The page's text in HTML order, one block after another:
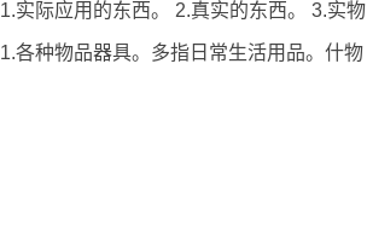
1.实际应用的东西。 2.真实的东西。 3.实物
1.各种物品器具。多指日常生活用品。什物